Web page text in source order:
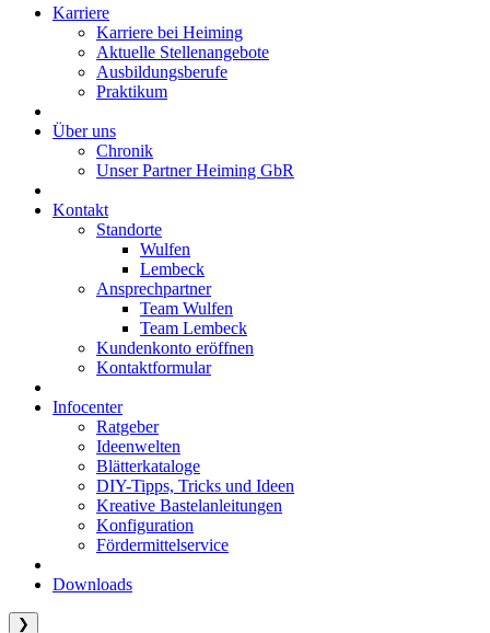
Karriere
Karriere bei Heiming
Aktuelle Stellenangebote
Ausbildungsberufe
Praktikum
Über uns
Chronik
Unser Partner Heiming GbR
Kontakt
Standorte
Wulfen
Lembeck
Ansprechpartner
Team Wulfen
Team Lembeck
Kundenkonto eröffnen
Kontaktformular
Infocenter
Ratgeber
Ideenwelten
Blätterkataloge
DIY-Tipps, Tricks und Ideen
Kreative Bastelanleitungen
Konfiguration
Fördermittelservice
Downloads
❯